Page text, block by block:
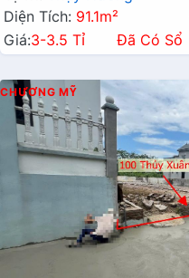
Diện Tích: 91.1m²
Giá:3-3.5 Tỉ Đã Có Sổ
CHƯƠNG MỸ